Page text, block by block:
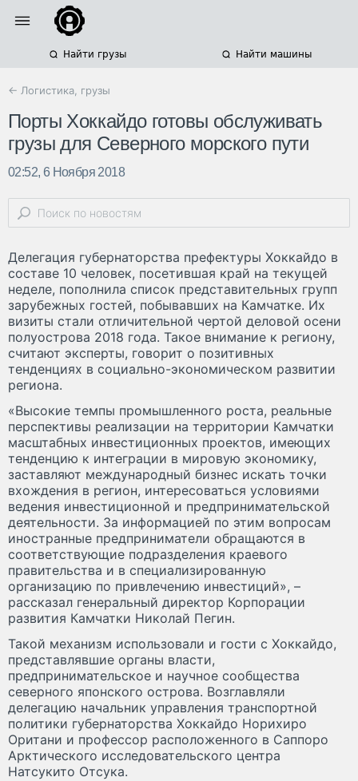
Найти грузы Найти машины
← Логистика, грузы
Порты Хоккайдо готовы обслуживать
грузы для Северного морского пути
02:52, 6 Ноября 2018
Делегация губернаторства префектуры Хоккайдо в
составе 10 человек, посетившая край на текущей
неделе, пополнила список представительных групп
зарубежных гостей, побывавших на Камчатке. Их
визиты стали отличительной чертой деловой осени
полуострова 2018 года. Такое внимание к региону,
считают эксперты, говорит о позитивных
тенденциях в социально-экономическом развитии
региона.
«Высокие темпы промышленного роста, реальные
перспективы реализации на территории Камчатки
масштабных инвестиционных проектов, имеющих
тенденцию к интеграции в мировую экономику,
заставляют международный бизнес искать точки
вхождения в регион, интересоваться условиями
ведения инвестиционной и предпринимательской
деятельности. За информацией по этим вопросам
иностранные предприниматели обращаются в
соответствующие подразделения краевого
правительства и в специализированную
организацию по привлечению инвестиций», –
рассказал генеральный директор Корпорации
развития Камчатки Николай Пегин.
Такой механизм использовали и гости с Хоккайдо,
представлявшие органы власти,
предпринимательское и научное сообщества
северного японского острова. Возглавляли
делегацию начальник управления транспортной
политики губернаторства Хоккайдо Норихиро
Оритани и профессор расположенного в Саппоро
Арктического исследовательского центра
Натсукито Отсука.